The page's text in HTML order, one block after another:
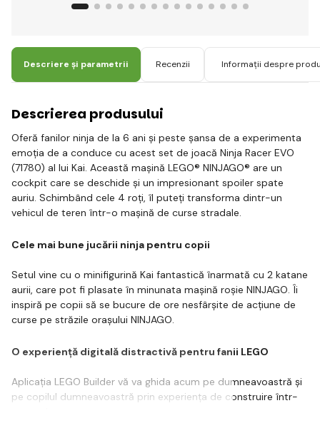
Descriere și parametrii Recenzii Informații despre
Descrierea produsului
Oferă fanilor ninja de la 6 ani și peste șansa de a experimenta
emoția de a conduce cu acest set de joacă Ninja Racer EVO
(71780) al lui Kai. Această mașină LEGO® NINJAGO® are un
cockpit care se deschide și un impresionant spoiler spate
auriu. Schimbând cele 4 roți, îl puteți transforma dintr-un
vehicul de teren într-o mașină de curse stradale.
Cele mai bune jucării ninja pentru copii
Setul vine cu o minifigurină Kai fantastică înarmată cu 2 katane
aurii, care pot fi plasate în minunata mașină roșie NINJAGO. Îi
inspiră pe copii să se bucure de ore nesfârșite de acțiune de
curse pe străzile orașului NINJAGO.
O experiență digitală distractivă pentru fanii LEGO
Aplicația LEGO Builder vă va ghida acum pe dumneavoastră și
pe copilul dumneavoastră prin experiența de construire într-